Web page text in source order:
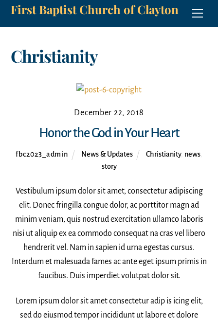
SkipFirst Baptist Church of Clayton
Christianity
December 22, 2018
Honor the God in Your Heart
fbc2023_admin News & Updates Christianity, news,
story
Vestibulum ipsum dolor sit amet, consectetur adipiscing
elit. Donec fringilla congue dolor, ac porttitor magn ad
minim veniam, quis nostrud exercitation ullamco laboris
nisi ut aliquip ex ea commodo consequat na cras vel libero
hendrerit vel. Nam in sapien id urna egestas cursus.
Interdum et malesuada fames ac ante eget ipsum primis in
faucibus. Duis imperdiet volutpat dolor sit.
Lorem ipsum dolor sit amet consectetur adip is icing elit,
sed do eiusmod tempor incididunt ut labore et dolore